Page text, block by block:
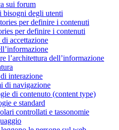
sui forum
bisogni degli utenti
per definire i contenuti
per definire i contenuti
accettazione
l’architettura dell’informazione
interazione
di navigazione
di contenuto (content type)
e standard
controllati e tassonomie